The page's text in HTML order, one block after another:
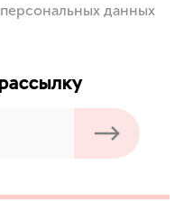
данных